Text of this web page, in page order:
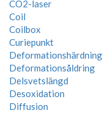
CO2-laser
Coil
Coilbox
Curiepunkt
Deformationshärdning
Deformationsåldring
Delsvetslängd
Desoxidation
Diffusion